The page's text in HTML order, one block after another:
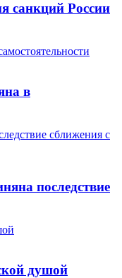
санкций России
в
сближения с
последствие
душой